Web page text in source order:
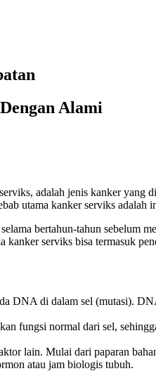
Alami
adalah jenis kanker
utama kanker serviks
bertahun-tahun sebelum
serviks bisa termasuk
DNA di dalam sel (mutasi).
fungsi normal dari sel,
lain. Mulai dari paparan
atau jam biologis tubuh.
1-10 BOTOL SELURUH